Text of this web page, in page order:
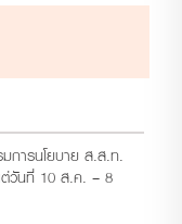
การนโยบาย ส.ส.ท.
วันที่ 10 ส.ค. – 8